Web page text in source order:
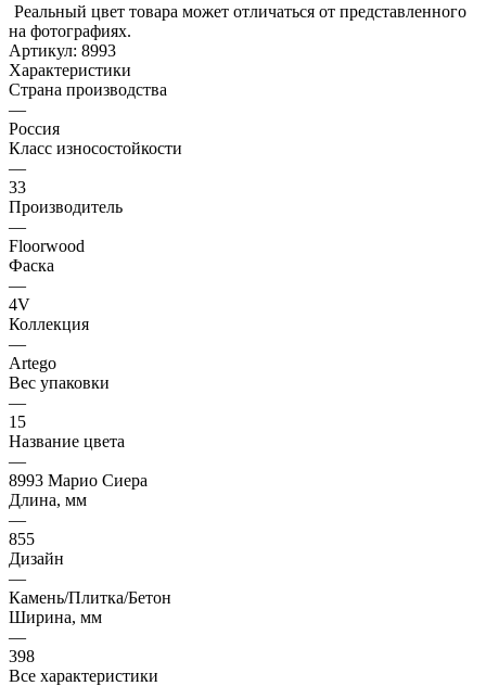
Реальный цвет товара может отличаться от представленного
на фотографиях.
Артикул: 8993
Характеристики
Страна производства
—
Россия
Класс износостойкости
—
33
Производитель
—
Floorwood
Фаска
—
4V
Коллекция
—
Artego
Вес упаковки
—
15
Название цвета
—
8993 Марио Сиера
Длина, мм
—
855
Дизайн
—
Камень/Плитка/Бетон
Ширина, мм
—
398
Все характеристики